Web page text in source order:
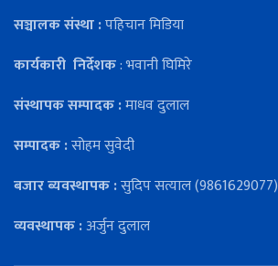
सञ्चालक संस्था :पहिचान मिडिया
कार्यकारी निर्देशक: भवानी घिमिरे
संस्थापक सम्पादक :माधव दुलाल
सम्पादक :सोहम सुवेदी
बजार ब्यवस्थापक :सुदिप सत्याल (9861629077)
व्यवस्थापक :अर्जुन दुलाल